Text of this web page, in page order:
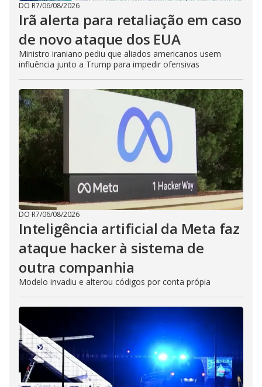
DO R7/06/08/2026
Irã alerta para retaliação em caso
de novo ataque dos EUA
Ministro iraniano pediu que aliados americanos usem
influência junto a Trump para impedir ofensivas
DO R7/06/08/2026
Inteligência artificial da Meta faz
ataque hacker à sistema de
outra companhia
Modelo invadiu e alterou códigos por conta própia